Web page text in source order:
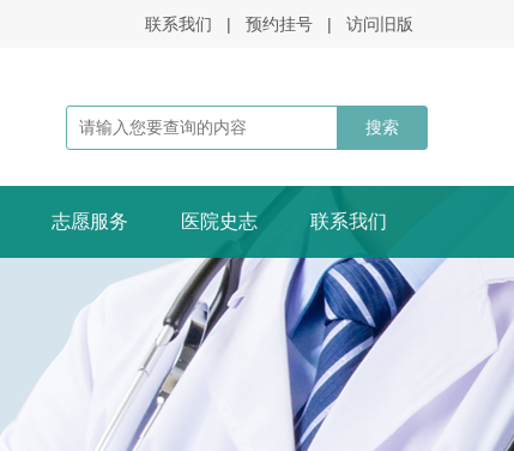
联系我们 | 预约挂号 | 访问旧版
志愿服务 医院史志 联系我们